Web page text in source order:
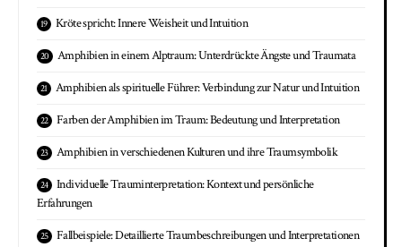
Kröte spricht: Innere Weisheit und Intuition
Amphibien in einem Alptraum: Unterdrückte Ängste und Traumata
Amphibien als spirituelle Führer: Verbindung zur Natur und Intuition
Farben der Amphibien im Traum: Bedeutung und Interpretation
Amphibien in verschiedenen Kulturen und ihre Traumsymbolik
Individuelle Trauminterpretation: Kontext und persönliche
Erfahrungen
Fallbeispiele: Detaillierte Traumbeschreibungen und Interpretationen